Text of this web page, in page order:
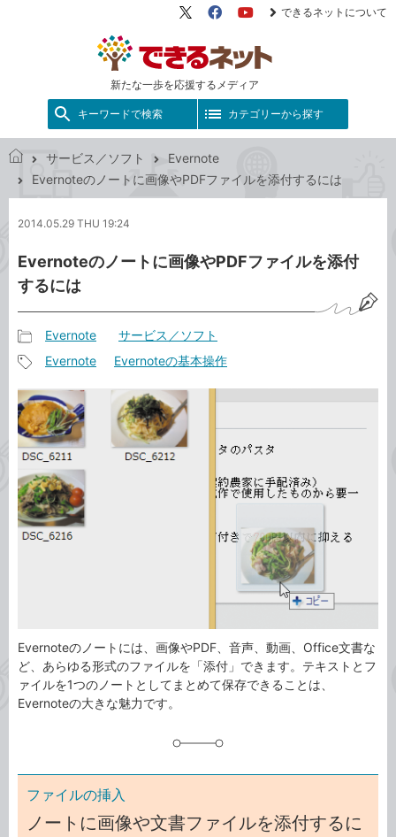
新たな一歩を応援するメディア
X（旧
FacebookYouTube
できるネットについて
キーワードで検索 カテゴリーから探す
で
ネ
ト
サービス／ソフト
Evernote
Evernoteのノートに画像やPDFファイルを添付するには
2014.05.29 THU 19:24
Evernoteのノートに画像やPDFファイルを添付
するには
事
カ
テ
ゴ
リ
Evernote サービス／ソフト
事
タ
グ
Evernote Evernoteの基本操作
Evernoteのノートには、画像やPDF、音声、動画、Office文書な
ど、あらゆる形式のファイルを「添付」できます。テキストとフ
ァイルを1つのノートとしてまとめて保存できることは、
Evernoteの大きな魅力です。
ファイルの挿入
ノートに画像や文書ファイルを添付するに